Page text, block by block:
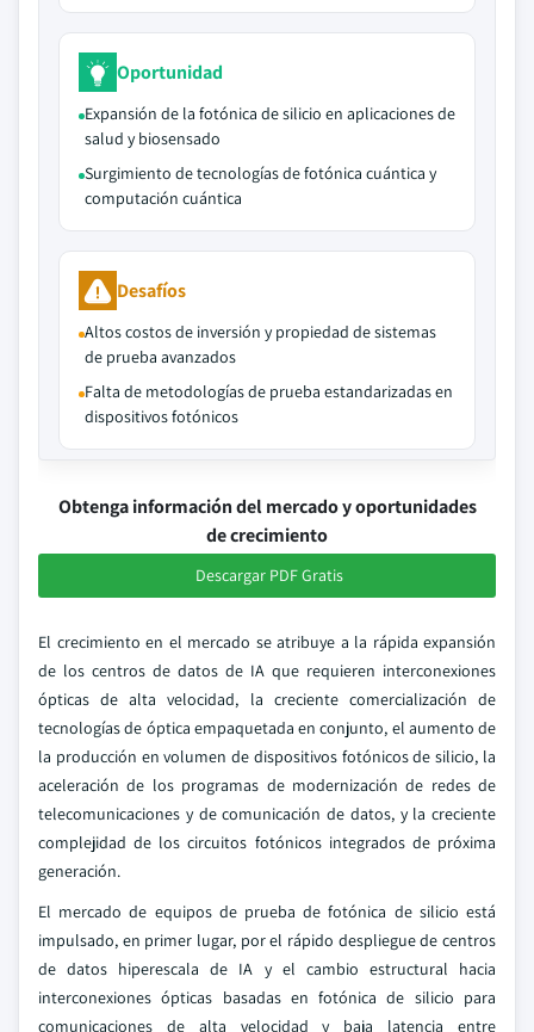
Oportunidad
Expansión de la fotónica de silicio en aplicaciones de
salud y biosensado
Surgimiento de tecnologías de fotónica cuántica y
computación cuántica
Desafíos
Altos costos de inversión y propiedad de sistemas
de prueba avanzados
Falta de metodologías de prueba estandarizadas en
dispositivos fotónicos
Obtenga información del mercado y oportunidades
de crecimiento
Descargar PDF Gratis
El crecimiento en el mercado se atribuye a la rápida expansión
de los centros de datos de IA que requieren interconexiones
ópticas de alta velocidad, la creciente comercialización de
tecnologías de óptica empaquetada en conjunto, el aumento de
la producción en volumen de dispositivos fotónicos de silicio, la
aceleración de los programas de modernización de redes de
telecomunicaciones y de comunicación de datos, y la creciente
complejidad de los circuitos fotónicos integrados de próxima
generación.
El mercado de equipos de prueba de fotónica de silicio está
impulsado, en primer lugar, por el rápido despliegue de centros
de datos hiperescala de IA y el cambio estructural hacia
interconexiones ópticas basadas en fotónica de silicio para
comunicaciones de alta velocidad y baja latencia entre